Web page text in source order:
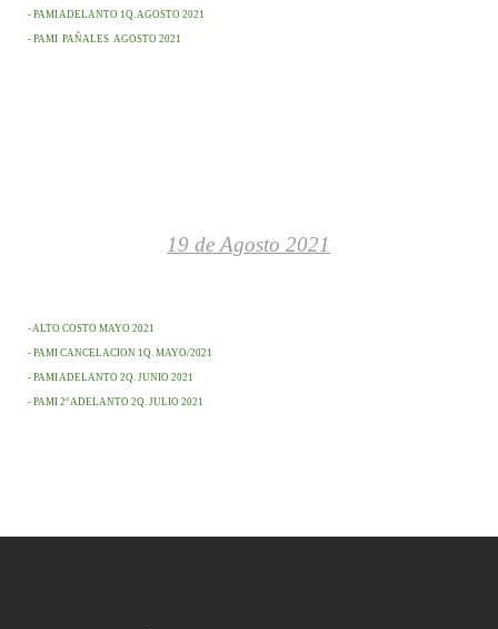
- PAMI ADELANTO 1Q. AGOSTO 2021
- PAMI PAÑALES AGOSTO 2021
19 de Agosto2021
- ALTO COSTO MAYO 2021
- PAMI CANCELACION 1Q. MAYO/2021
- PAMI ADELANTO 2Q. JUNIO 2021
- PAMI 2°ADELANTO 2Q. JULIO 2021